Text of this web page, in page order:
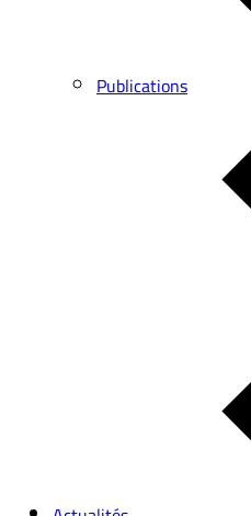
Publications